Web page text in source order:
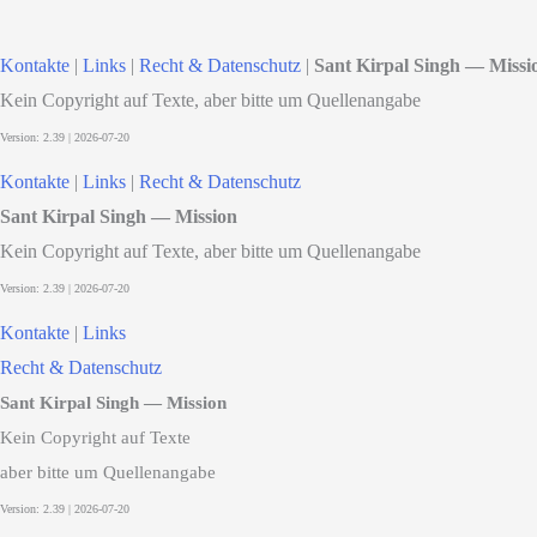
Kontakte | Links | Recht & Datenschutz | Sant Kirpal Singh —
Kein Copyright auf Texte, aber bitte um Quellenangabe
Kontakte | Links | Recht & Datenschutz
Sant Kirpal Singh — Mission
Kein Copyright auf Texte, aber bitte um Quellenangabe
Kontakte | Links
Recht & Datenschutz
Sant Kirpal Singh — Mission
Kein Copyright auf Texte
aber bitte um Quellenangabe